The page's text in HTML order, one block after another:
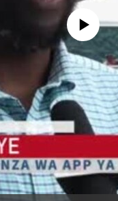
No media source